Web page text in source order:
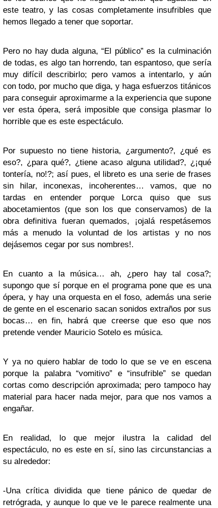
este teatro, y las cosas completamente insufribles que
hemos llegado a tener que soportar.
Pero no hay duda alguna, “El público” es la culminación
de todas, es algo tan horrendo, tan espantoso, que sería
muy difícil describirlo; pero vamos a intentarlo, y aún
con todo, por mucho que diga, y haga esfuerzos titánicos
para conseguir aproximarme a la experiencia que supone
ver esta ópera, será imposible que consiga plasmar lo
horrible que es este espectáculo.
Por supuesto no tiene historia, ¿argumento?, ¿qué es
eso?, ¿para qué?, ¿tiene acaso alguna utilidad?, ¿¡qué
tontería, no!?; así pues, el libreto es una serie de frases
sin hilar, inconexas, incoherentes… vamos, que no
tardas en entender porque Lorca quiso que sus
abocetamientos (que son los que conservamos) de la
obra definitiva fueran quemados, ¡ojalá respetásemos
más a menudo la voluntad de los artistas y no nos
dejásemos cegar por sus nombres!.
En cuanto a la música… ah, ¿pero hay tal cosa?;
supongo que sí porque en el programa pone que es una
ópera, y hay una orquesta en el foso, además una serie
de gente en el escenario sacan sonidos extraños por sus
bocas… en fin, habrá que creerse que eso que nos
pretende vender Mauricio Sotelo es música.
Y ya no quiero hablar de todo lo que se ve en escena
porque la palabra “vomitivo” e “insufrible” se quedan
cortas como descripción aproximada; pero tampoco hay
material para hacer nada mejor, para que nos vamos a
engañar.
En realidad, lo que mejor ilustra la calidad del
espectáculo, no es este en sí, sino las circunstancias a
su alrededor:
-Una crítica dividida que tiene pánico de quedar de
retrógrada, y aunque lo que ve le parece realmente una